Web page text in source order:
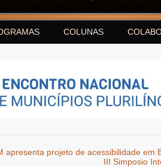
COLUNAS
apresenta projeto de acessibilidade em
III Simposio